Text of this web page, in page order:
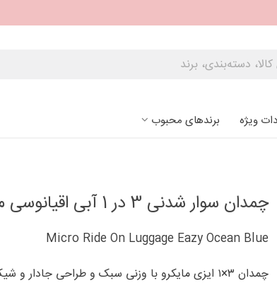
ویژه برندهای محبوب
چمدان سوار شدنی 3 در 1 آبی اقیانوسی مایکرو
Micro Ride On Luggage Eazy Ocean Blue
چمدان ۳×۱ ایزی مایکرو با وزنی سبک و طراحی